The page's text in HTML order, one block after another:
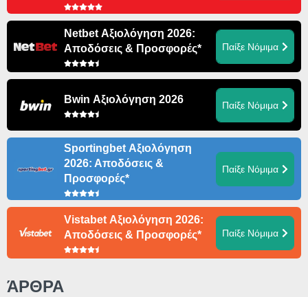
Netbet Αξιολόγηση 2026:
Αποδόσεις & Προσφορές*
Παίξε Νόμιμα
Bwin Αξιολόγηση 2026 Παίξε Νόμιμα
Sportingbet Αξιολόγηση
2026: Αποδόσεις &
Προσφορές*
Παίξε Νόμιμα
Vistabet Αξιολόγηση 2026:
Αποδόσεις & Προσφορές*
Παίξε Νόμιμα
ΆΡΘΡΑ